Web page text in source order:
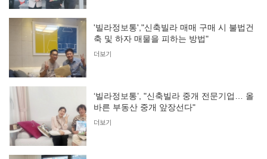
'빌라정보통',"신축빌라 매매 구매 시 불법건
축 및 하자 매물을 피하는 방법"
더보기
‘빌라정보통’, "신축빌라 중개 전문기업… 올
바른 부동산 중개 앞장선다"
더보기